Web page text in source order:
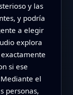
y las
y podría
a elegir
explora
si ese
el
personas,